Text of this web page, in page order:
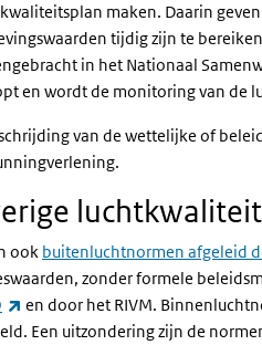
maken. Daarin
tijdig zijn te
in het Nationaal
en wordt de monitoring van de
van de wettelijke of
ook buitenluchtnormen afgeleid
zonder formele
(externe link)
en door het RIVM.
Een uitzondering zijn de